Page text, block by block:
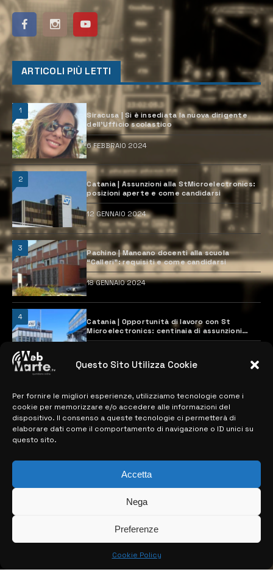
Questo Sito Utilizza Cookie
Per fornire le migliori esperienze, utilizziamo tecnologie come i
cookie per memorizzare e/o accedere alle informazioni del
dispositivo. Il consenso a queste tecnologie ci permetterà di
elaborare dati come il comportamento di navigazione o ID unici su
questo sito.
Accetta
Nega
Preferenze
Cookie Policy
ARTICOLI PIÙ LETTI
1
Siracusa | Si è insediata la nuova dirigente
dell’Ufficio scolastico
6 FEBBRAIO 2024
2
Catania | Assunzioni alla StMicroelectronics:
posizioni aperte e come candidarsi
12 GENNAIO 2024
3
Pachino | Mancano docenti alla scuola
“Calleri”: requisiti e come candidarsi
18 GENNAIO 2024
4
Catania | Opportunità di lavoro con St
Microelectronics: centinaia di assunzioni
previste
MAPPA DEL SITO
> NOTIZIE